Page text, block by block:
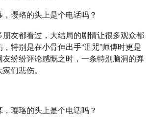
朋友都看过，大结局的剧情让很多观众都
特别是在小骨伸出手“诅咒”师傅时更是
纷纷评论感慨之时，一条特别脑洞的弹
们悲伤。